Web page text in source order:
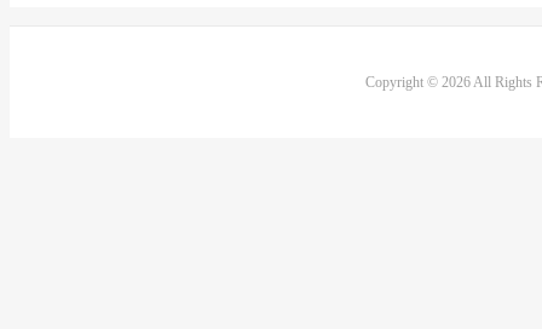
Copyright © 2026 All Rights